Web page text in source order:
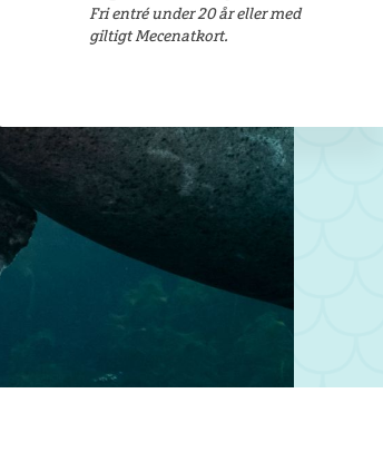
Fri entré under 20 år eller med
giltigt Mecenatkort.